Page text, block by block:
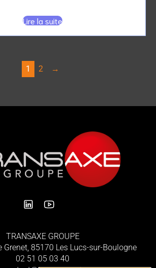
Lire la suite
1 2 →
TRANSAXE GROUPE
Grenet, 85170 Les Lucs-sur-Boulogne
02 51 05 03 40